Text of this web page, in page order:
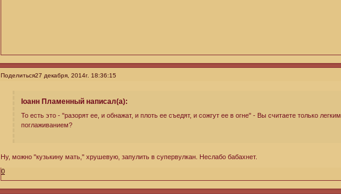
Поделиться27 декабря, 2014г. 18:36:15
Iоанн Пламенный написал(а):
То есть это - "разорят ее, и обнажат, и плоть ее съедят, и сожгут ее в огне" - Вы считаете только легким
поглаживанием?
Ну, можно "кузькину мать," хрушевую, запулить в супервулкан. Неслабо бабахнет.
0